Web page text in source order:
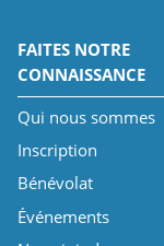
FAITES NOTRE
CONNAISSANCE
Qui nous sommes
Inscription
Bénévolat
Événements